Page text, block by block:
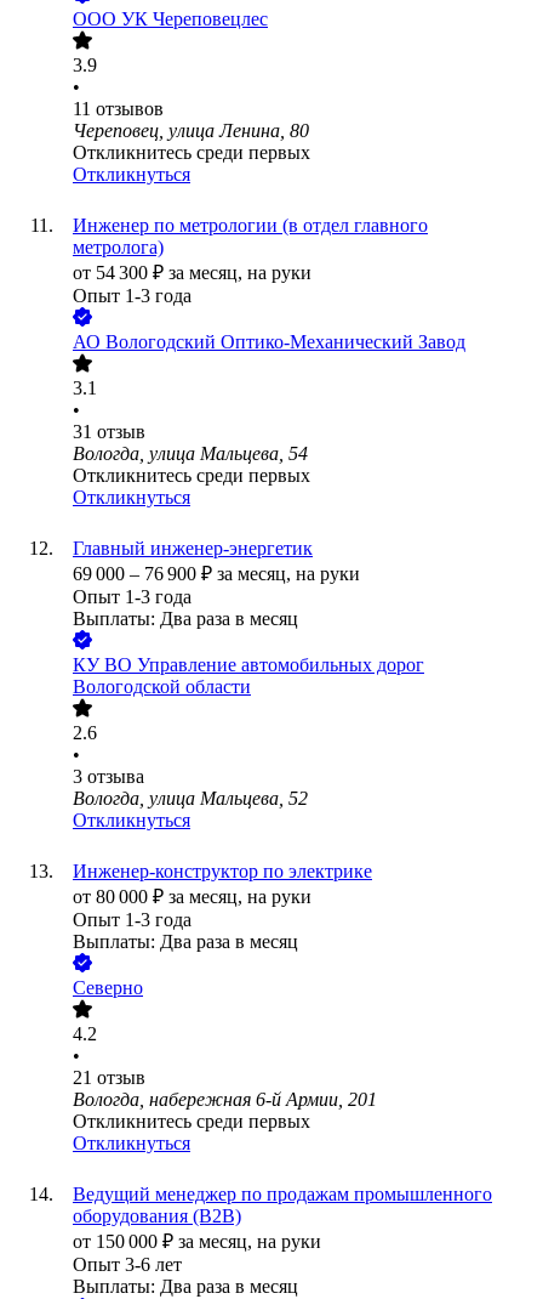
ООО УК Череповецлес
3.9
•
11 отзывов
Череповец, улица Ленина, 80
Откликнитесь среди первых
Откликнуться
Инженер по метрологии (в отдел главного
метролога)
от 54 300 ₽ за месяц, на руки
Опыт 1-3 года
АО Вологодский Оптико-Механический Завод
3.1
•
31 отзыв
Вологда, улица Мальцева, 54
Откликнитесь среди первых
Откликнуться
Главный инженер-энергетик
69 000 – 76 900 ₽ за месяц, на руки
Опыт 1-3 года
Выплаты: Два раза в месяц
КУ ВО Управление автомобильных дорог
Вологодской области
2.6
•
3 отзыва
Вологда, улица Мальцева, 52
Откликнуться
Инженер-конструктор по электрике
от 80 000 ₽ за месяц, на руки
Опыт 1-3 года
Выплаты: Два раза в месяц
Северно
4.2
•
21 отзыв
Вологда, набережная 6-й Армии, 201
Откликнитесь среди первых
Откликнуться
Ведущий менеджер по продажам промышленного
оборудования (B2B)
от 150 000 ₽ за месяц, на руки
Опыт 3-6 лет
Выплаты: Два раза в месяц